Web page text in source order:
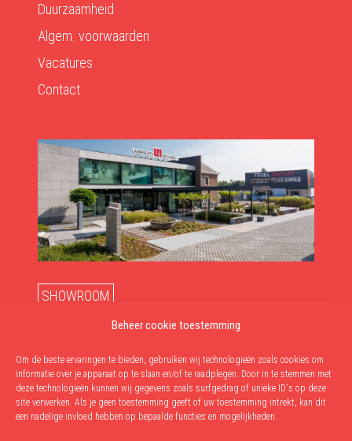
Beheer cookie toestemming
Om de beste ervaringen te bieden, gebruiken wij technologieën zoals cookies om
informatie over je apparaat op te slaan en/of te raadplegen. Door in te stemmen met
deze technologieën kunnen wij gegevens zoals surfgedrag of unieke ID's op deze
site verwerken. Als je geen toestemming geeft of uw toestemming intrekt, kan dit
een nadelige invloed hebben op bepaalde functies en mogelijkheden.
Duurzaamheid
Algem. voorwaarden
Vacatures
Contact
SHOWROOM
maandag - vrijdag: 10u-12u & 13u-18u
AFHALINGEN
dinsdag - vrijdag: 9u-12u & 13u-17u30